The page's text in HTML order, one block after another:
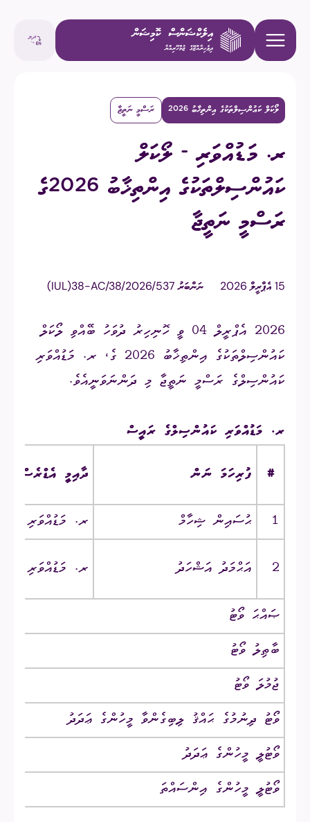
ލޯކަލް ކައުންސިލްތަކުގެ އިންތިޚާބު 2026 ރަސްމީ ނަތީޖާ
ރ. މަޑުއްވަރި - ލޯކަލް
ކައުންސިލްތަކުގެ އިންތިޚާބު 2026ގެ
ރަސްމީ ނަތީޖާ
15 އެޕްރީލް 2026 ނަންބަރު(IUL)38-AC/38/2026/537
2026 އެޕްރީލް 04 ވީ ހޮނިހިރު ދުވަހު ބޭއްވި ލޯކަލް
ކައުންސިލްތަކުގެ އިންތިޚާބު 2026 ގެ، ރ. މަޑުއްވަރި
ކައުންސިލްގެ ރަސްމީ ނަތީޖާ މި ދަންނަވަނީއެވެ.
ރ. މަޑުއްވަރި ކައުންސިލްގެ ރައީސް
ދާއިމީ އެޑްރެސް ފުރިހަމަ ނަން #
ރ. މަޑުއްވަރި ‎/‎ ނިޔާމަ ޙުސައިން ޝިހާމް 1
ރ. މަޑުއްވަރި ‎/‎ ފަރުމާ އަޙްމަދު އަޝްހަދު 2
ޞައްޙަ ވޯޓު
ބާޠިލު ވޯޓު
ޖުމުލަ ވޯޓު
ވޯޓު ދިނުމުގެ ޙައްޤު ލިބިގެންވާ މީހުންގެ ޢަދަދު
ވޯޓުލީ މީހުންގެ ޢަދަދު
ވޯޓުލީ މީހުންގެ އިންސައްތަ